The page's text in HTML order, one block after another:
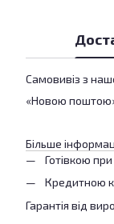
Самовивіз з
«Новою
Більше
Готівкою
Кредитною
Гарантія від